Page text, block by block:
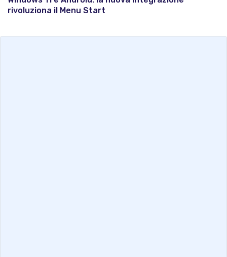
rivoluziona il Menu Start